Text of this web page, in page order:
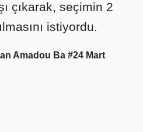
çıkarak, seçimin 2
istiyordu.
Amadou Ba #24 Mart